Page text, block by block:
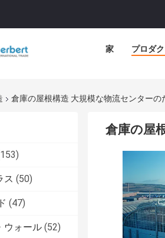
家 プロダ
倉庫の屋根構造 大規模な物流センター
ス (50)
(47)
ウォール (52)
倉庫の屋